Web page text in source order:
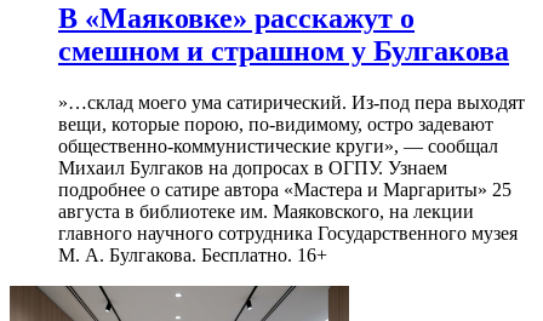
В «Маяковке» расскажут о
смешном и страшном у Булгакова
»…склад моего ума сатирический. Из-под пера выходят
вещи, которые порою, по-видимому, остро задевают
общественно-коммунистические круги», — сообщал
Михаил Булгаков на допросах в ОГПУ. Узнаем
подробнее о сатире автора «Мастера и Маргариты» 25
августа в библиотеке им. Маяковского, на лекции
главного научного сотрудника Государственного музея
М. А. Булгакова. Бесплатно. 16+